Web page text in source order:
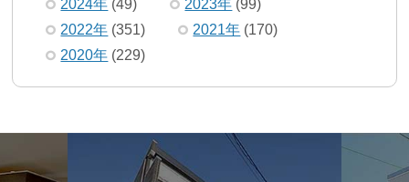
2024年 (49) 2023年 (99)
2022年 (351) 2021年 (170)
2020年 (229)